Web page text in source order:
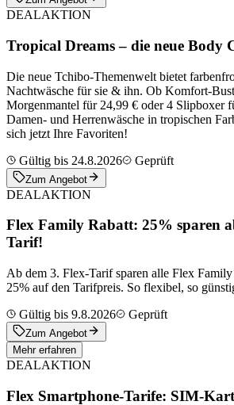
DEALAKTION
Tropical Dreams – die neue Body
Die neue Tchibo-Themenwelt bietet
Nachtwäsche für sie & ihn. Ob Komfort-
Morgenmantel für 24,99 € oder 4 Slipboxer
Damen- und Herrenwäsche in tropischen
sich jetzt Ihre Favoriten!
Gültig bis 24.8.2026
Geprüft
Zum Angebot
DEALAKTION
Flex Family Rabatt: 25% sparen
Tarif!
Ab dem 3. Flex-Tarif sparen alle Flex
25% auf den Tarifpreis. So flexibel, so
Gültig bis 9.8.2026
Geprüft
Zum Angebot
Mehr erfahren
DEALAKTION
Flex Smartphone-Tarife: SIM-